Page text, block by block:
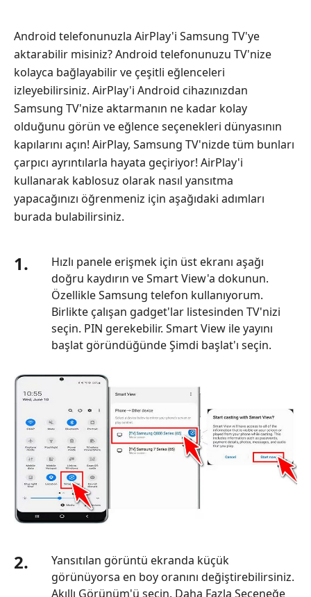
Android telefonunuzla AirPlay'i Samsung TV'ye
aktarabilir misiniz? Android telefonunuzu TV'nize
kolayca bağlayabilir ve çeşitli eğlenceleri
izleyebilirsiniz. AirPlay'i Android cihazınızdan
Samsung TV'nize aktarmanın ne kadar kolay
olduğunu görün ve eğlence seçenekleri dünyasının
kapılarını açın! AirPlay, Samsung TV'nizde tüm bunları
çarpıcı ayrıntılarla hayata geçiriyor! AirPlay'i
kullanarak kablosuz olarak nasıl yansıtma
yapacağınızı öğrenmeniz için aşağıdaki adımları
burada bulabilirsiniz.
1.
Hızlı panele erişmek için üst ekranı aşağı
doğru kaydırın ve Smart View'a dokunun.
Özellikle Samsung telefon kullanıyorum.
Birlikte çalışan gadget'lar listesinden TV'nizi
seçin. PIN gerekebilir. Smart View ile yayını
başlat göründüğünde Şimdi başlat'ı seçin.
2.
Yansıtılan görüntü ekranda küçük
görünüyorsa en boy oranını değiştirebilirsiniz.
Akıllı Görünüm'ü seçin. Daha Fazla Seçeneğe